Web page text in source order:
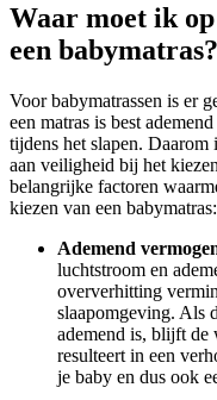
Waar moet ik
een babymatras?
Voor babymatrassen is er
een matras is best
tijdens het slapen.
aan veiligheid bij het
belangrijke factoren
kiezen van een babymatras:
Ademend
luchtstroom en
oververhitting
slaapomgeving. Als
ademend is, blijft de
resulteert in een
je baby en dus ook